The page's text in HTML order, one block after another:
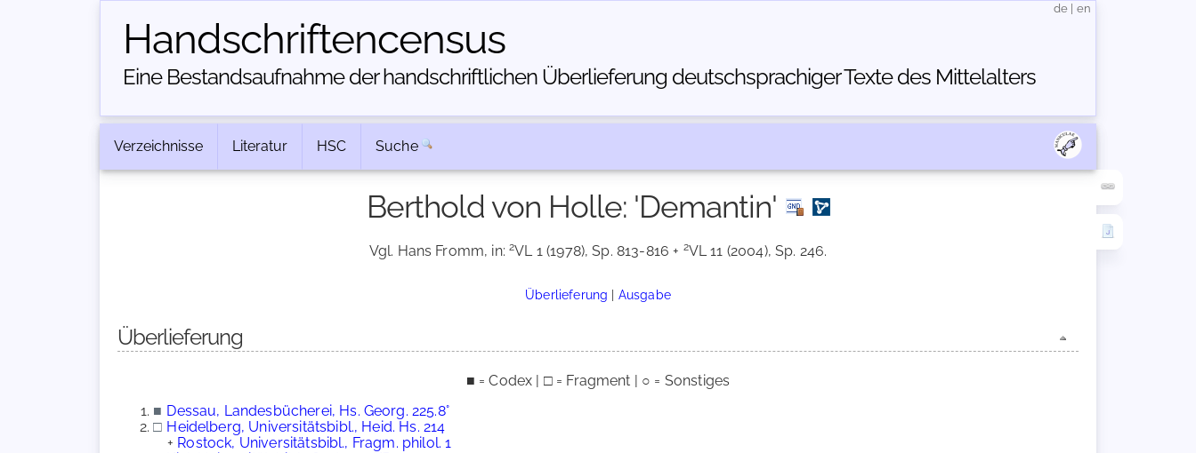
Handschriften­census
Eine Bestandsaufnahme der handschriftlichen Über­lieferung deutschsprachiger Texte des Mittelalters
de en
Verzeichnisse Literatur HSC Suche
Berthold von Holle: 'Demantin'
Vgl. Hans Fromm, in:2VL 1 (1978), Sp. 813-816 + 2VL 11 (2004), Sp. 246.
Überlieferung | Ausgabe
Überlieferung
■ = Codex | □ = Fragment | ○ = Sonstiges
■ Dessau, Landesbücherei, Hs. Georg. 225.8°
□ Heidelberg, Universitätsbibl., Heid. Hs. 214
+ Rostock, Universitätsbibl., Fragm. philol. 1